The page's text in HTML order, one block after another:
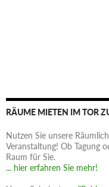
RÄUME MIETEN IM TOR
Nutzen Sie unsere
Veranstaltung! Ob Tagung
Raum für Sie.
... hier erfahren Sie mehr!